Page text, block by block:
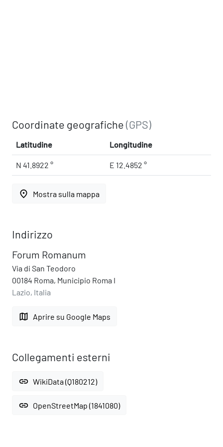
Coordinate geografiche(GPS)
Latitudine Longitudine
N 41.8922 ° E 12.4852 °
place Mostra sulla mappa
Indirizzo
Forum Romanum
Via di San Teodoro
00184 Roma, Municipio Roma I
Lazio, Italia
map Aprire su Google Maps
Collegamenti esterni
link WikiData (Q180212)
link OpenStreetMap (1841080)